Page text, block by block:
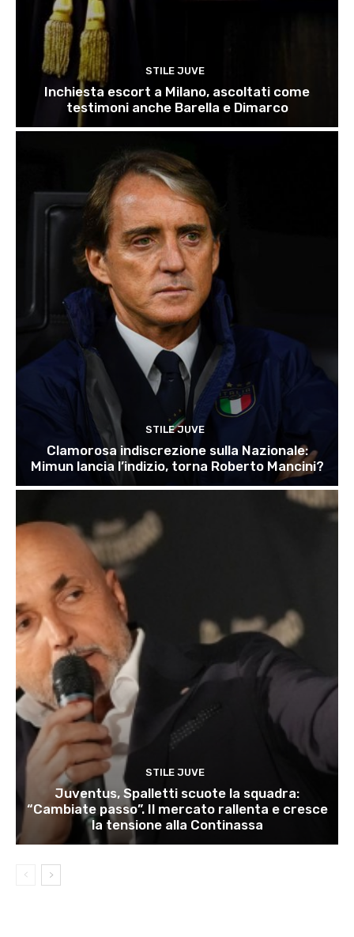
STILE JUVE
Inchiesta escort a Milano, ascoltati come
testimoni anche Barella e Dimarco
STILE JUVE
Clamorosa indiscrezione sulla Nazionale:
Mimun lancia l’indizio, torna Roberto Mancini?
STILE JUVE
Juventus, Spalletti scuote la squadra:
“Cambiate passo”. Il mercato rallenta e cresce
la tensione alla Continassa